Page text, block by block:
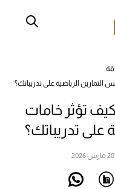
التمارين الرياضية على تدريباتك؟
كيف تؤثر خامات
على تدريباتك؟
28 مارس 2026